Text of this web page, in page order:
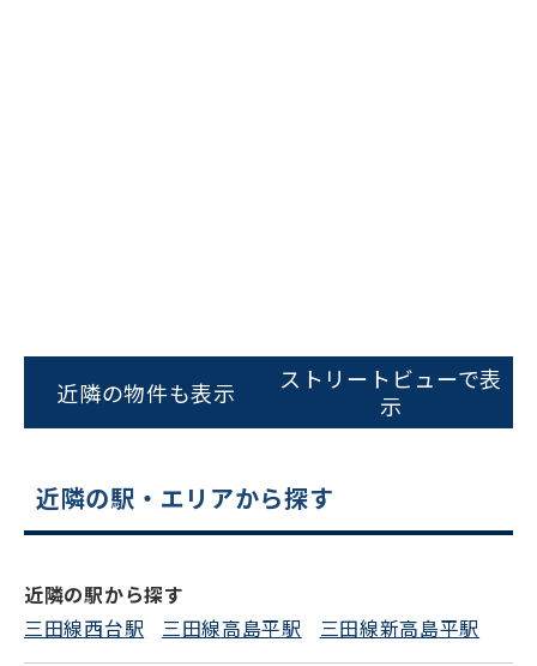
スムーズにご案内できます
0120-620-213
電話でお問い合わせ
近隣の物件も表示
ストリートビューで表
示
近隣の駅・エリアから探す
近隣の駅から探す
三田線西台駅
三田線高島平駅 三田線新高島平駅